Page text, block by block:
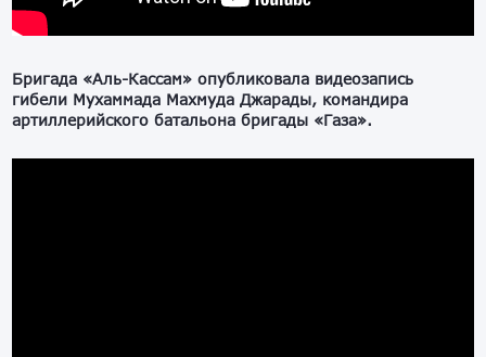
Бригада «Аль-Кассам» опубликовала видеозапись
гибели Мухаммада Махмуда Джарады, командира
артиллерийского батальона бригады «Газа».